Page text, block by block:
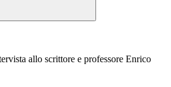
allo scrittore e professore Enrico